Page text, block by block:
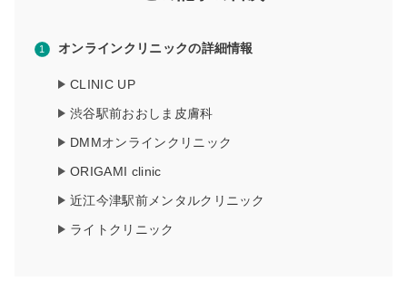
オンラインクリニックの詳細情報
CLINIC UP
渋谷駅前おおしま皮膚科
DMMオンラインクリニック
ORIGAMI clinic
近江今津駅前メンタルクリニック
ライトクリニック